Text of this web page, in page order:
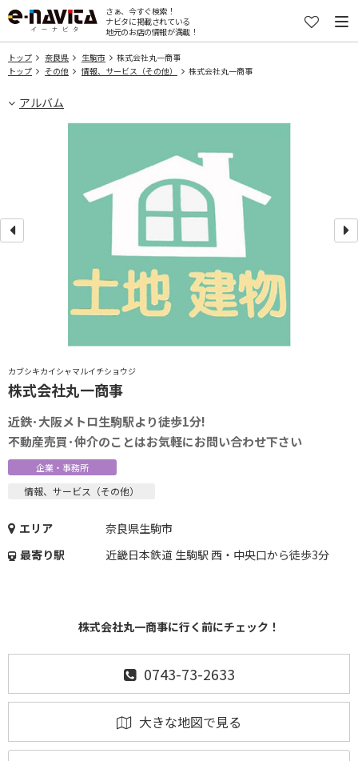
さぁ、今すぐ検索！
ナビタに掲載されている
地元のお店の情報が満載！
トップ 奈良県 生駒市
株式会社丸一商事
トップ
その他 情報、サービス（その他） 株式会社丸一商事
アルバム
カブシキカイシャマルイチショウジ
株式会社丸一商事
近鉄･大阪メトロ生駒駅より徒歩1分!
不動産売買･仲介のことはお気軽にお問い合わせ下さい
企業・事務所
情報、サービス（その他）
エリア
奈良県生駒市
最寄り駅
近畿日本鉄道 生駒駅 西・中央口から徒歩3分
株式会社丸一商事に行く前にチェック！
0743-73-2633
大きな地図で見る